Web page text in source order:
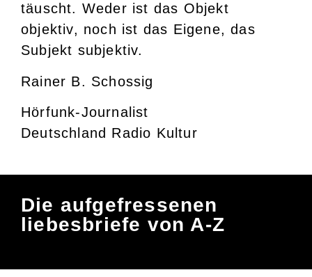
täuscht. Weder ist das Objekt
objektiv, noch ist das Eigene, das
Subjekt subjektiv.
Rainer B. Schossig
Hörfunk-Journalist
Deutschland Radio Kultur
Die aufgefressenen
liebesbriefe von A-Z